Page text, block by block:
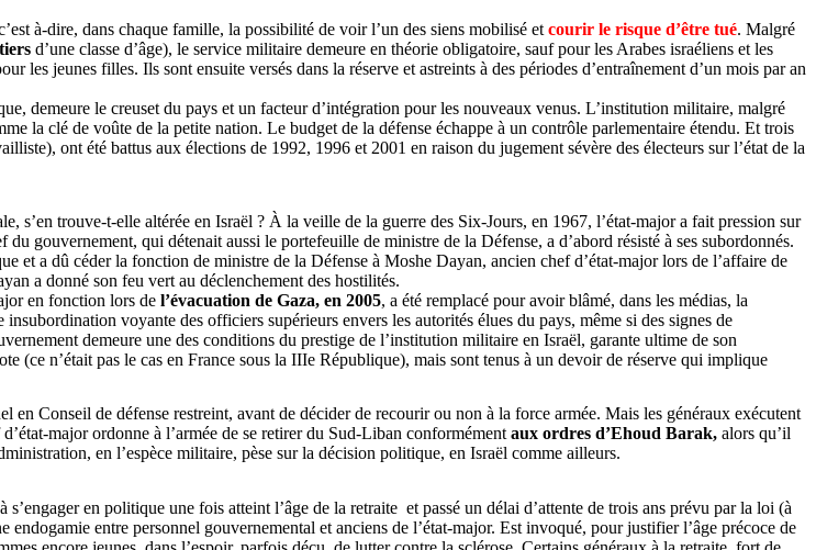
à-dire, dans chaque famille, la possibilité de voir l’un des siens mobilisé et courir le risque d’être tué. Malgré
d’une classe d’âge), le service militaire demeure en théorie obligatoire, sauf pour les Arabes israéliens et les
les jeunes filles. Ils sont ensuite versés dans la réserve et astreints à des périodes d’entraînement d’un mois par an
demeure le creuset du pays et un facteur d’intégration pour les nouveaux venus. L’institution militaire, malgré
la clé de voûte de la petite nation. Le budget de la défense échappe à un contrôle parlementaire étendu. Et trois
ont été battus aux élections de 1992, 1996 et 2001 en raison du jugement sévère des électeurs sur l’état de la
trouve-t-elle altérée en Israël ? À la veille de la guerre des Six-Jours, en 1967, l’état-major a fait pression sur
gouvernement, qui détenait aussi le portefeuille de ministre de la Défense, a d’abord résisté à ses subordonnés.
et a dû céder la fonction de ministre de la Défense à Moshe Dayan, ancien chef d’état-major lors de l’affaire de
a donné son feu vert au déclenchement des hostilités.
en fonction lors de l’évacuation de Gaza, en 2005, a été remplacé pour avoir blâmé, dans les médias, la
voyante des officiers supérieurs envers les autorités élues du pays, même si des signes de
demeure une des conditions du prestige de l’institution militaire en Israël, garante ultime de son
(ce n’était pas le cas en France sous la IIIe République), mais sont tenus à un devoir de réserve qui implique
Conseil de défense restreint, avant de décider de recourir ou non à la force armée. Mais les généraux exécutent
major ordonne à l’armée de se retirer du Sud-Liban conformément aux ordres d’Ehoud Barak, alors qu’il
en l’espèce militaire, pèse sur la décision politique, en Israël comme ailleurs.
en politique une fois atteint l’âge de la retraite et passé un délai d’attente de trois ans prévu par la loi (à
entre personnel gouvernemental et anciens de l’état-major. Est invoqué, pour justifier l’âge précoce de